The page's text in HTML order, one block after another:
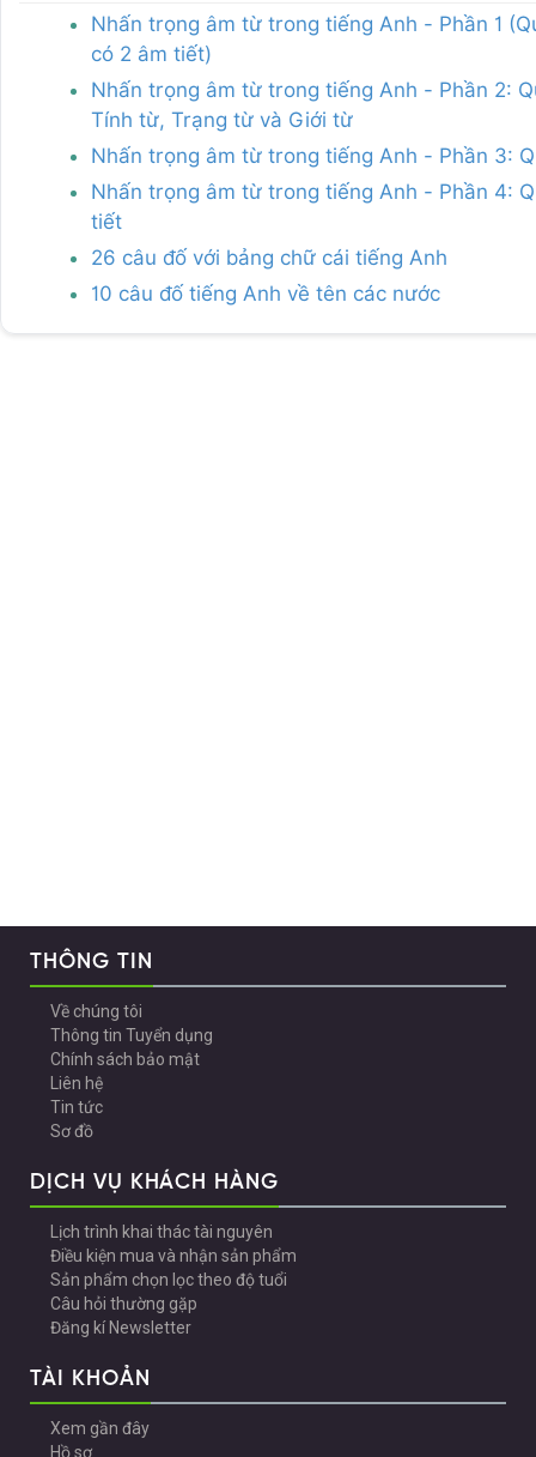
Nhấn trọng âm từ trong tiếng Anh - Phần 1
có 2 âm tiết)
Nhấn trọng âm từ trong tiếng Anh - Phần 2:
Tính từ, Trạng từ và Giới từ
Nhấn trọng âm từ trong tiếng Anh - Phần 3:
Nhấn trọng âm từ trong tiếng Anh - Phần 4:
tiết
26 câu đố với bảng chữ cái tiếng Anh
10 câu đố tiếng Anh về tên các nước
THÔNG TIN
Về chúng tôi
Thông tin Tuyển dụng
Chính sách bảo mật
Liên hệ
Tin tức
Sơ đồ
DỊCH VỤ KHÁCH HÀNG
Lịch trình khai thác tài nguyên
Điều kiện mua và nhận sản phẩm
Sản phẩm chọn lọc theo độ tuổi
Câu hỏi thường gặp
Đăng kí Newsletter
TÀI KHOẢN
Xem gần đây
Hồ sơ